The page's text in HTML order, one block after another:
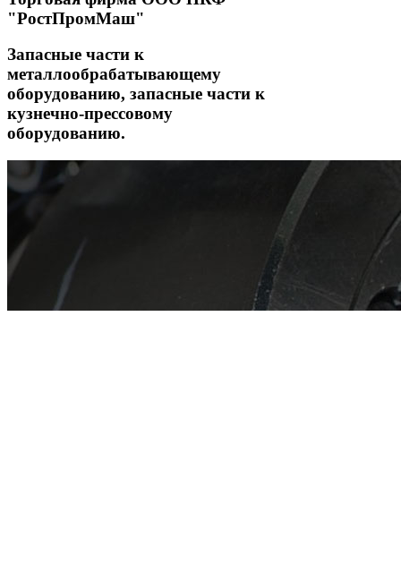
"РостПромМаш"
Запасные части к
металлообрабатывающему
оборудованию, запасные части к
кузнечно-прессовому
оборудованию.